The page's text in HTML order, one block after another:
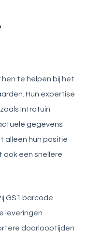
te helpen bij het
Hun expertise
Intratuin
gegevens
alleen hun positie
ook een snellere
GS1 barcode
leveringen
doorlooptijden